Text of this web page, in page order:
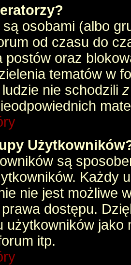
osobami (albo
od czasu do
postów oraz
tematów w
nie schodzili
są
Każdy
nie jest możliwe
prawa dostępu.
użytkowników
itp.